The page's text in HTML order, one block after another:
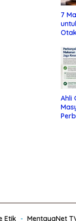
7
Ahli
Etik MentayaNet